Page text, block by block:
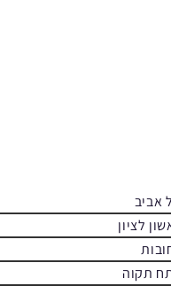
אביב
לציון
תקוה